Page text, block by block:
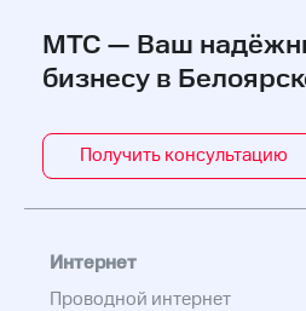
МТС — Ваш
бизнесу в
Получить консультацию
Интернет
Проводной интернет